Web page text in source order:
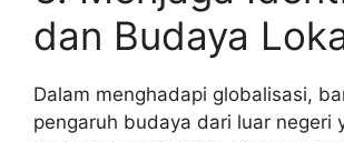
dan Budaya
Dalam menghadapi globalisasi,
pengaruh budaya dari luar negeri